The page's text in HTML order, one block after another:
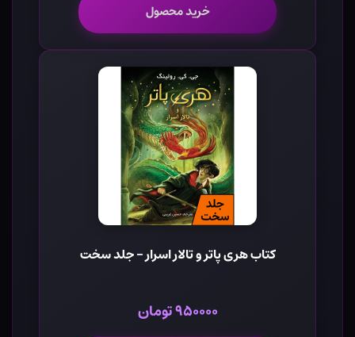
خرید محصول
کتاب هری پاتر و تالار اسرار - جلد سخت
۹۵۰۰۰۰ تومان